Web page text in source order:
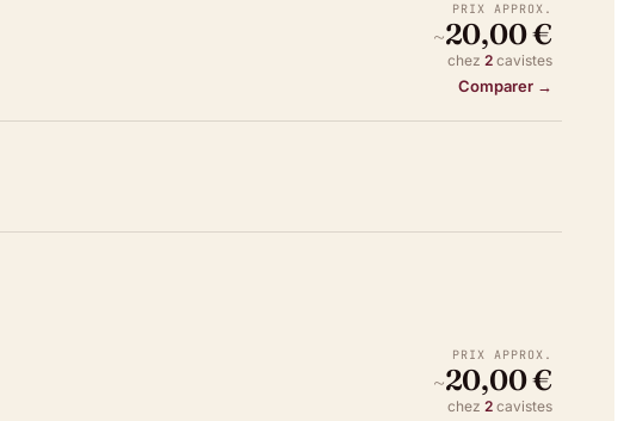
PRIX APPROX.
~20,00 €
chez 2 cavistes
Comparer →
PRIX APPROX.
~20,00 €
chez 2 cavistes